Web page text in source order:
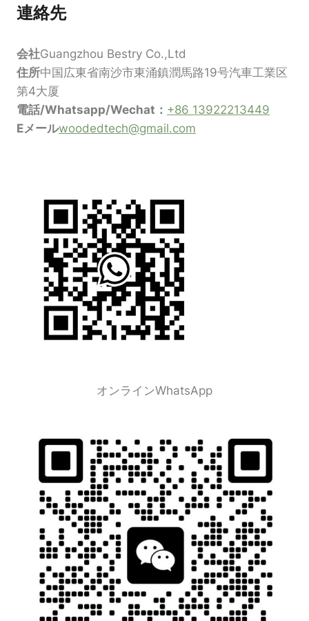
連絡先
会社Guangzhou Bestry Co.,Ltd
住所中国広東省南沙市東涌鎮潤馬路19号汽車工業区
第4大厦
電話/Whatsapp/Wechat： +86 13922213449
Eメールwoodedtech@gmail.com
オンラインWhatsApp